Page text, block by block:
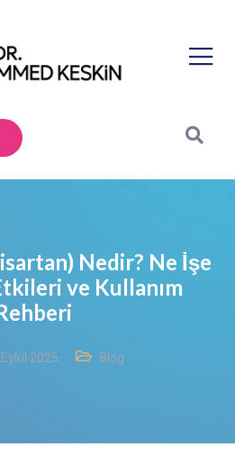
Nedir? Ne İşe
ve Kullanım
2025 Blog